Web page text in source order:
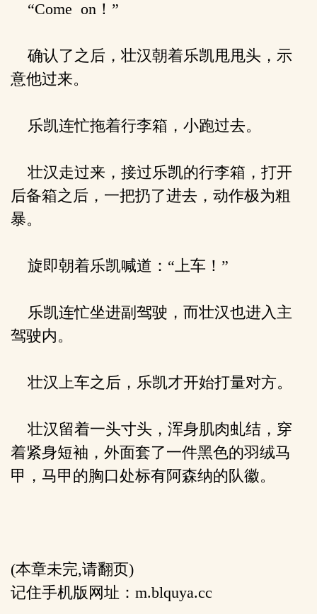
“Come on！”
确认了之后，壮汉朝着乐凯甩甩头，示
意他过来。
乐凯连忙拖着行李箱，小跑过去。
壮汉走过来，接过乐凯的行李箱，打开
后备箱之后，一把扔了进去，动作极为粗
暴。
旋即朝着乐凯喊道：“上车！”
乐凯连忙坐进副驾驶，而壮汉也进入主
驾驶内。
壮汉上车之后，乐凯才开始打量对方。
壮汉留着一头寸头，浑身肌肉虬结，穿
着紧身短袖，外面套了一件黑色的羽绒马
甲，马甲的胸口处标有阿森纳的队徽。
(本章未完,请翻页)
记住手机版网址：m.blquya.cc